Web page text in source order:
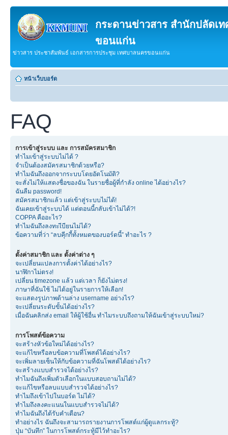
กระดานข่าวสาร สำนักปลัดเ
ขอนแก่น
ข่าวสาร ประชาสัมพันธ์ เอกสารการประชุม เทศบาลนครขอนแก่น
หน้าเว็บบอร์ด
FAQ
การเข้าสู่ระบบ และ การสมัครสมาชิก
ทำไมเข้าสู่ระบบไม่ได้ ?
จำเป็นต้องสมัครสมาชิกด้วยหรือ?
ทำไมฉันถึงออกจากระบบโดยอัตโนมัติ?
จะสั่งไม่ให้แสดงชื่อของฉัน ในรายชื่อผู้ที่กำลัง online ได้อย่างไร?
ฉันลืม password!
สมัครสมาชิกแล้ว แต่เข้าสู่ระบบไม่ได้!
ฉันเคยเข้าสู่ระบบได้ แต่ตอนนี้กลับเข้าไม่ได้?!
COPPA คืออะไร?
ทำไมฉันถึงลงทะเีบียนไม่ได้?
ข้อความที่ว่า “ลบคุีกกี้ทั้งหมดของบอร์ดนี้” ทำอะไร ?
ตั้งค่าสมาชิก และ ตั้งค่าต่าง ๆ
จะเปลี่ยนแปลงการตั้งค่าได้อย่างไร?
นาฬิกาไม่ตรง!
เปลี่ยน timezone แล้ว แต่เวลา ก็ยังไม่ตรง!
ภาษาที่ฉันใช้ ไม่ได้อยู่ในรายการให้เลือก!
จะแสดงรูปภาพด้านล่าง username อย่างไร?
จะเปลี่ยนระดับขั้นได้อย่างไร?
เมื่อฉันคลิกส่ง email ให้ผู้ใช้อื่น ทำไมระบบถึงถามให้ฉันเข้าสู่ระบบใหม่?
การโพสต์ข้อความ
จะสร้างหัวข้อใหม่ได้อย่างไร?
จะแก้ไขหรือลบข้อความที่โพสต์ได้อย่างไร?
จะเพิ่มลายเซ็นให้กับข้อความที่ฉันโพสต์ได้อย่างไร?
จะสร้างแบบสำรวจได้อย่างไร?
ทำไมฉันถึงเพิ่มตัวเลือกในแบบสอบถามไม่ได้?
จะแก้ไขหรือลบแบบสำรวจได้อย่างไร?
ทำไมถึงเข้าไปในบอร์ด ไม่ได้?
ทำไมถึงลงคะแนนในแบบสำรวจไม่ได้?
ทำไมฉันถึงได้รับคำเตือน?
ทำอย่างไร ฉันถึงจะสามารถรายงานการโพสต์แก่ผู้ดูแลกระทู้?
ปุ่ม “บันทึก” ในการโพสต์กระทู้มีไว้ทำอะไร?